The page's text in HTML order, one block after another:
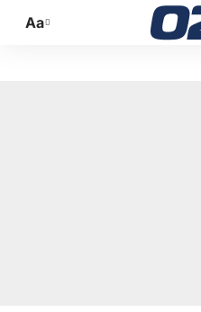
Promijeni
Aa